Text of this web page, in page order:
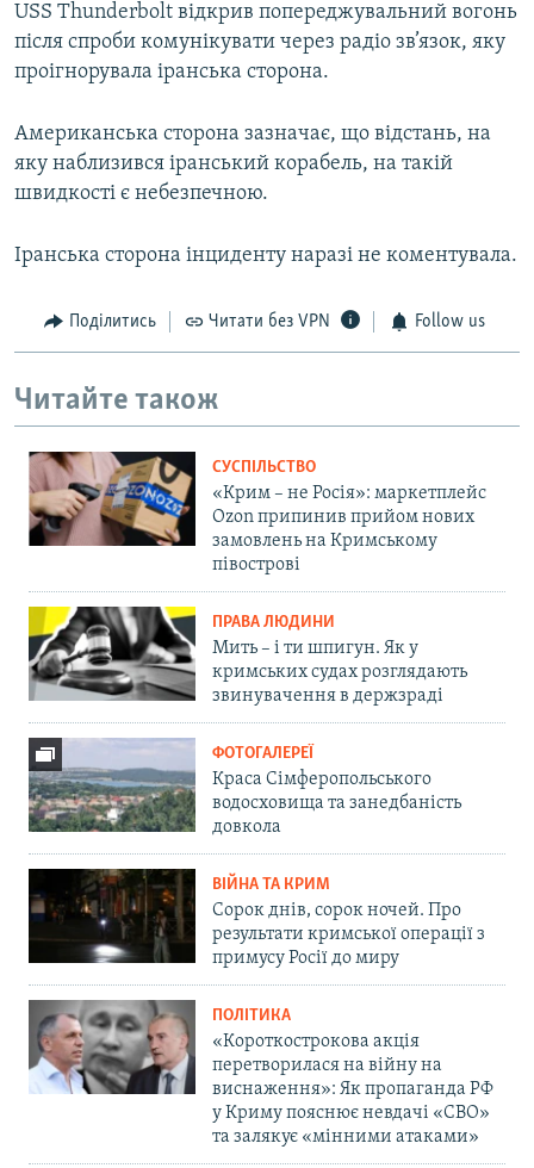
USS Thunderbolt відкрив попереджувальний вогонь
після спроби комунікувати через радіо зв’язок, яку
проігнорувала іранська сторона.
Американська сторона зазначає, що відстань, на
яку наблизився іранський корабель, на такій
швидкості є небезпечною.
Іранська сторона інциденту наразі не коментувала.
Поділитись Читати без VPN Follow us
Читайте також
СУСПІЛЬСТВО
«Крим – не Росія»: маркетплейс
Ozon припинив прийом нових
замовлень на Кримському
півострові
ПРАВА ЛЮДИНИ
Мить – і ти шпигун. Як у
кримських судах розглядають
звинувачення в держзраді
ФОТОГАЛЕРЕЇ
Краса Сімферопольського
водосховища та занедбаність
довкола
ВІЙНА ТА КРИМ
Сорок днів, сорок ночей. Про
результати кримської операції з
примусу Росії до миру
ПОЛІТИКА
«Короткострокова акція
перетворилася на війну на
виснаження»: Як пропаганда РФ
у Криму пояснює невдачі «СВО»
та залякує «мінними атаками»